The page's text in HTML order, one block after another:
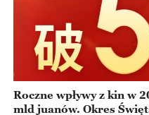
Roczne wpływy z kin w
mld juanów. Okres